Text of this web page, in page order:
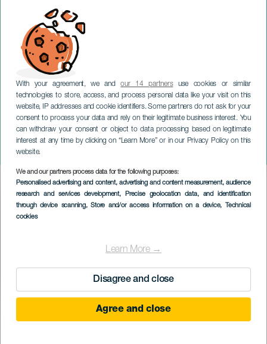
With your agreement, we andour 14 partnersuse cookies or similar
technologies to store, access, and process personal data like your visit on this
website, IP addresses and cookie identifiers. Some partners do not ask for your
consent to process your data and rely on their legitimate business interest. You
can withdraw your consent or object to data processing based on legitimate
interest at any time by clicking on “Learn More” or in our Privacy Policy on this
website.
We and our partners process data for the following purposes:
Personalised advertising and content, advertising and content measurement, audience
research and services development, Precise geolocation data, and identification
through device scanning, Store and/or access information on a device, Technical
cookies
Learn More →
Disagree and close
Agree and close
Karnevalen i La Graciosa
LA GRACIOSA
Imagen
Listado
February 2027